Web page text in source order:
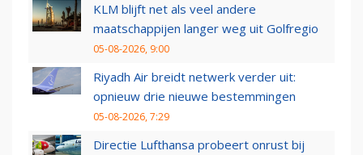
KLM blijft net als veel andere
maatschappijen langer weg uit Golfregio
05-08-2026, 9:00
Riyadh Air breidt netwerk verder uit:
opnieuw drie nieuwe bestemmingen
05-08-2026, 7:29
Directie Lufthansa probeert onrust bij